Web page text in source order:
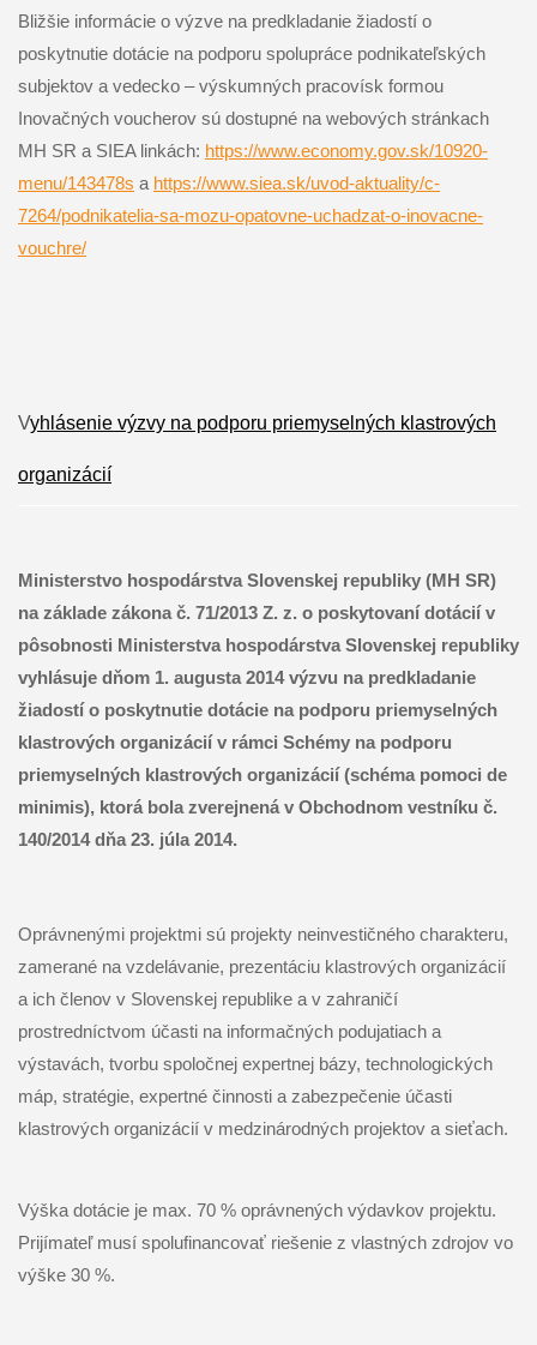
Bližšie informácie o výzve na predkladanie žiadostí o
poskytnutie dotácie na podporu spolupráce podnikateľských
subjektov a vedecko – výskumných pracovísk formou
Inovačných voucherov sú dostupné na webových stránkach
MH SR a SIEA linkách: https://www.economy.gov.sk/10920-
menu/143478s a https://www.siea.sk/uvod-aktuality/c-
7264/podnikatelia-sa-mozu-opatovne-uchadzat-o-inovacne-
vouchre/
Vyhlásenie výzvy na podporu priemyselných klastrových
organizácií
Ministerstvo hospodárstva Slovenskej republiky (MH SR)
na základe zákona č. 71/2013 Z. z. o poskytovaní dotácií v
pôsobnosti Ministerstva hospodárstva Slovenskej republiky
vyhlásuje dňom 1. augusta 2014 výzvu na predkladanie
žiadostí o poskytnutie dotácie na podporu priemyselných
klastrových organizácií v rámci Schémy na podporu
priemyselných klastrových organizácií (schéma pomoci de
minimis), ktorá bola zverejnená v Obchodnom vestníku č.
140/2014 dňa 23. júla 2014.
Oprávnenými projektmi sú projekty neinvestičného charakteru,
zamerané na vzdelávanie, prezentáciu klastrových organizácií
a ich členov v Slovenskej republike a v zahraničí
prostredníctvom účasti na informačných podujatiach a
výstavách, tvorbu spoločnej expertnej bázy, technologických
máp, stratégie, expertné činnosti a zabezpečenie účasti
klastrových organizácií v medzinárodných projektov a sieťach.
Výška dotácie je max. 70 % oprávnených výdavkov projektu.
Prijímateľ musí spolufinancovať riešenie z vlastných zdrojov vo
výške 30 %.